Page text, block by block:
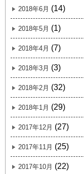
2018年6月 (14)
2018年5月 (1)
2018年4月 (7)
2018年3月 (3)
2018年2月 (32)
2018年1月 (29)
2017年12月 (27)
2017年11月 (25)
2017年10月 (22)